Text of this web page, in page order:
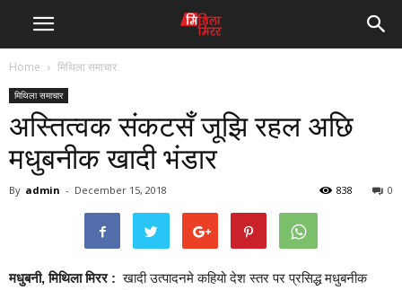
Home मिथिला समाचार
मिथिला समाचार
अस्तित्वक संकटसँ जूझि रहल अछि
मधुबनीक खादी भंडार
By admin - December 15, 2018 0
838
मधुबनी,मिथिला मिरर : खादी उत्पादनमे कहियो देश स्तर पर प्रसिद्ध मधुबनीक